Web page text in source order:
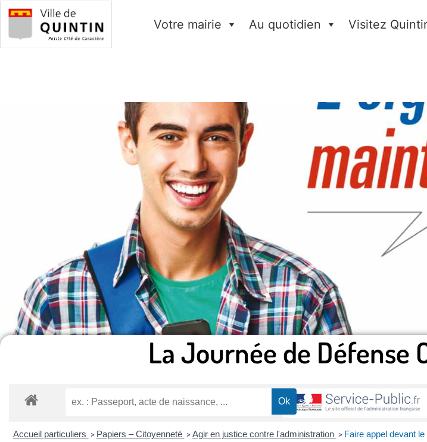
Votre mairie Au quotidien Visitez
La Journée de Défense
Accueil particuliers > Papiers – Citoyenneté > Agir en justice contre l'administration > Faire appel devant le